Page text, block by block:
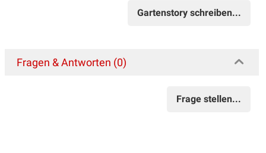
Gartenstory schreiben...
Fragen & Antworten (0)
Frage stellen...